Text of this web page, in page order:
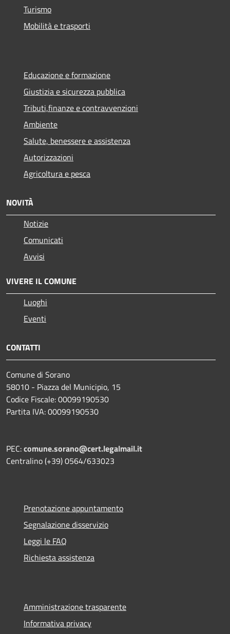
Turismo
Mobilità e trasporti
Educazione e formazione
Giustizia e sicurezza pubblica
Tributi,finanze e contravvenzioni
Ambiente
Salute, benessere e assistenza
Autorizzazioni
Agricoltura e pesca
NOVITÀ
Notizie
Comunicati
Avvisi
VIVERE IL COMUNE
Luoghi
Eventi
CONTATTI
Comune di Sorano
58010 - Piazza del Municipio, 15
Codice Fiscale: 00099190530
Partita IVA: 00099190530
PEC:comune.sorano@cert.legalmail.it
Centralino (+39) 0564/633023
Prenotazione appuntamento
Segnalazione disservizio
Leggi le FAQ
Richiesta assistenza
Amministrazione trasparente
Informativa privacy